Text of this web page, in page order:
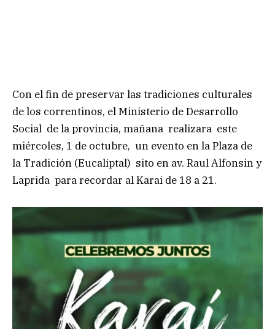
Con el fin de preservar las tradiciones culturales
de los correntinos, el Ministerio de Desarrollo
Social de la provincia, mañana realizara este
miércoles, 1 de octubre, un evento en la Plaza de
la Tradición (Eucaliptal) sito en av. Raul Alfonsin y
Laprida para recordar al Karai de 18 a 21.